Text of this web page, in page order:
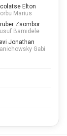
Elton
Marius
Zsombor
Bamidele
Jonathan
Gabi